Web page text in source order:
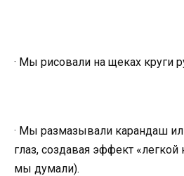
· Мы рисовали на щеках круги
· Мы размазывали карандаш
глаз, создавая эффект «легкой
мы думали).